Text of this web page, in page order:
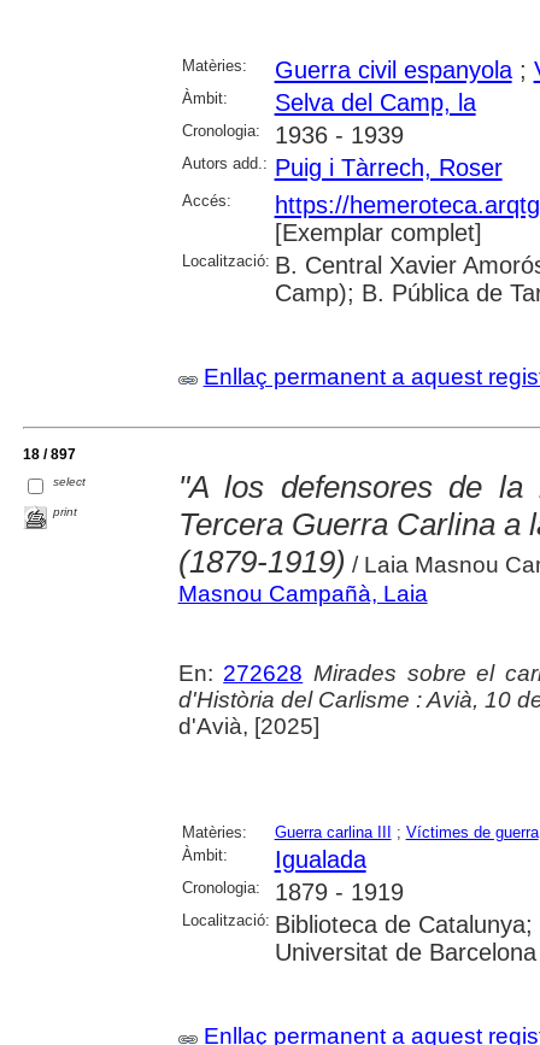
Matèries: Guerra civil espanyola;
Àmbit: Selva del Camp, la
Cronologia: 1936 - 1939
Autors add.: Puig i Tàrrech, Roser
Accés:
https://
[Exemplar complet]
Localització: B. Central Xavier
Camp); B. Pública de
Enllaç permanent a aquest
18 / 897
select
print
"A los defensores de
Tercera Guerra Carlina a
(1879-1919) / Laia Masnou
Masnou Campañà, Laia
En: 272628 Mirades sobre el
d'Història del Carlisme : Avià, 10
d'Avià, [2025]
Matèries: Guerra carlina III ; Víctimes de guerra
Àmbit:
Igualada
Cronologia: 1879 - 1919
Localització: Biblioteca de
Universitat de Barcelona
Enllaç permanent a aquest